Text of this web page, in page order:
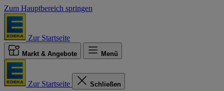
Zum Hauptbereich springen
Zur Startseite
Markt & Angebote Menü
Zur Startseite Schließen